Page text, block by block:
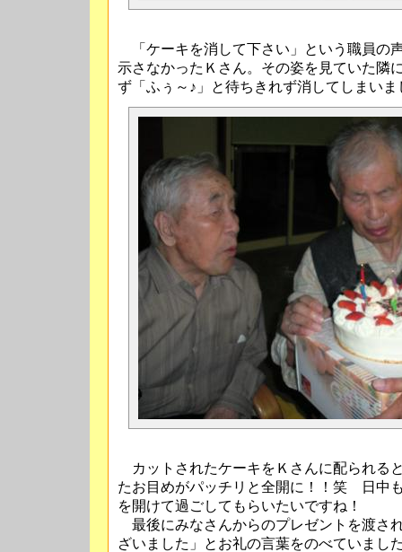
「ケーキを消して下さい」という職員の
示さなかったＫさん。その姿を見ていた隣
ず「ふぅ～♪」と待ちきれず消してしまいま
カットされたケーキをＫさんに配られる
たお目めがパッチリと全開に！！笑 日中
を開けて過ごしてもらいたいですね！
最後にみなさんからのプレゼントを渡さ
ざいました」とお礼の言葉をのべていまし